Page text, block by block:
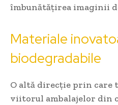
îmbunătățirea imaginii
Materiale
biodegradabile
O altă direcție prin care
viitorul ambalajelor din